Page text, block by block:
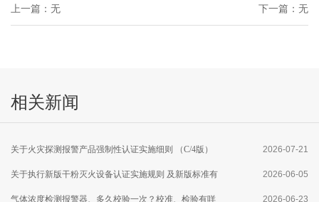
上一篇：无 下一篇：无
相关新闻
关于火灾探测报警产品强制性认证实施细则 （C/4版）
修订及执行点型火焰探测器产品新版 国家标准有关要求
的通知
2026-07-21
关于执行新版干粉灭火设备认证实施规则 及新版标准有
关要求的通知
2026-06-05
气体浓度检测报警器、多久校验一次？校准、检验有咩 2026-06-23